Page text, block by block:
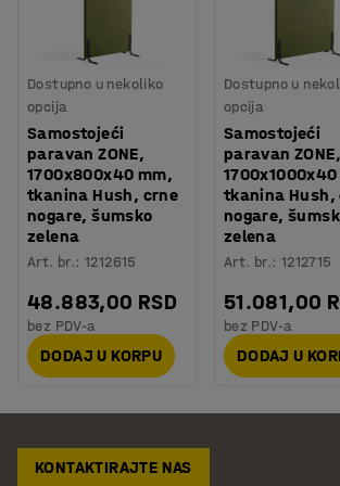
Dostupno u nekoliko
opcija
Samostojeći
paravan ZONE,
1700x800x40 mm,
tkanina Hush, crne
nogare, šumsko
zelena
Art. br.:1212615
48.883,00 RSD
bez PDV-a
DODAJ U KORPU
Dostupno u
opcija
Samostojeći
paravan ZONE,
tkanina Hush,
nogare,
zelena
Art. br.: 1212715
51.081,00
bez PDV-a
DODAJ U
KONTAKTIRAJTE NAS